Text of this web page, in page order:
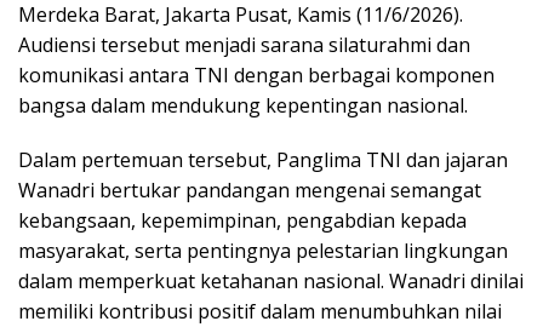
Merdeka Barat, Jakarta Pusat, Kamis (11/6/2026).
Audiensi tersebut menjadi sarana silaturahmi dan
komunikasi antara TNI dengan berbagai komponen
bangsa dalam mendukung kepentingan nasional.
Dalam pertemuan tersebut, Panglima TNI dan jajaran
Wanadri bertukar pandangan mengenai semangat
kebangsaan, kepemimpinan, pengabdian kepada
masyarakat, serta pentingnya pelestarian lingkungan
dalam memperkuat ketahanan nasional. Wanadri dinilai
memiliki kontribusi positif dalam menumbuhkan nilai